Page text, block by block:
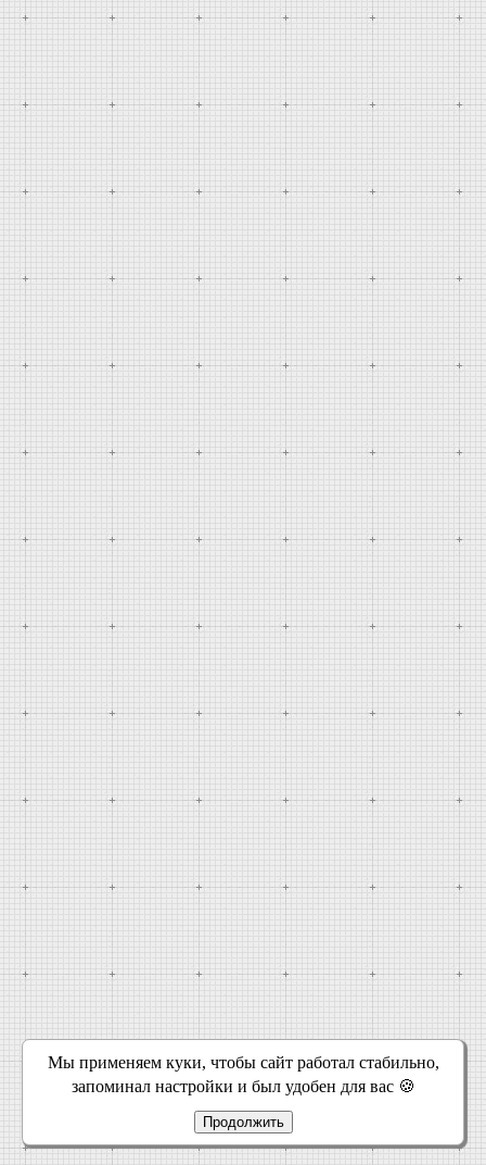
Мы применяем куки, чтобы сайт работал стабильно,
запоминал настройки и был удобен для вас 🍪
Продолжить